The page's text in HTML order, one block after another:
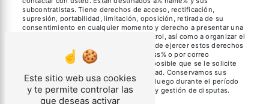
subcontratistas. Tiene derechos de acceso, rectificación,
supresión, portabilidad, limitación, oposición, retirada de su
consentimiento en cualquier momento y derecho a presentar una
reclamación ante una autoridad de control, así como a organizar el
destino de sus datos post mortem. Puede ejercer estos derechos
por correo postal a la dirección% address% o por correo
electrónico a la dirección% email%. Es posible que se le solicite
que proporcione una prueba de identidad. Conservamos sus
datos durante el período de contacto y luego durante el período
de limitación legal con fines de prueba y gestión de disputas.
Este sitio web usa cookies
y te permite controlar las
que deseas activar